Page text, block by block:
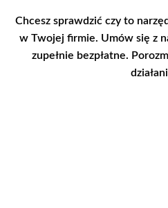
Chcesz sprawdzić czy to
w Twojej firmie. Umów się z
zupełnie bezpłatne.